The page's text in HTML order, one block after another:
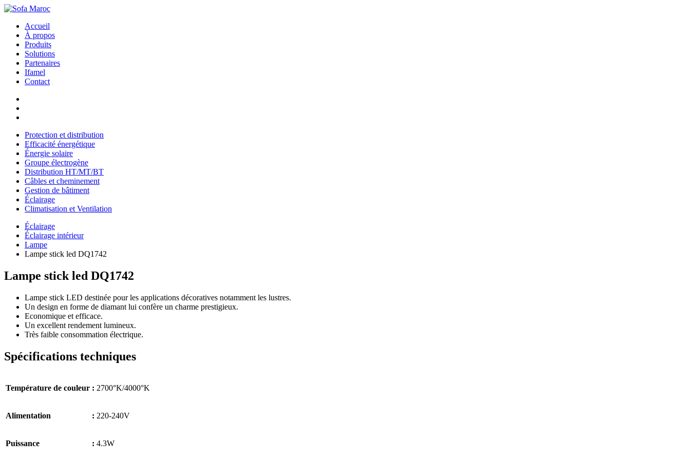
Accueil
À propos
Produits
Solutions
Partenaires
Ifamel
Contact
Protection et distribution
Efficacité énergétique
Énergie solaire
Groupe électrogène
Distribution HT/MT/BT
Câbles et cheminement
Gestion de bâtiment
Éclairage
Climatisation et Ventilation
Éclairage
Éclairage intérieur
Lampe
Lampe stick led DQ1742
Lampe stick led DQ1742
Lampe stick LED destinée pour les applications décoratives notamment les lustres.
Un design en forme de diamant lui confère un charme prestigieux.
Economique et efficace.
Un excellent rendement lumineux.
Très faible consommation électrique.
Spécifications techniques
Température de couleur : 2700°K/4000°K
Alimentation : 220-240V
Puissance : 4.3W